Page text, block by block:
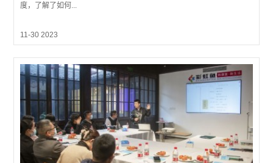
度，了解了如何...
11-30 2023